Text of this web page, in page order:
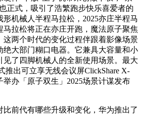
正式，吸引了浩繁跑步快乐喜爱者的
机械人半程马拉松，2025亦庄半程马
马拉松将正在亦庄开跑，魔法原子聚焦
这两个时代的变化过程伴跟着影像场景
绝大部门糊口电器。它兼具大容量和小
见了四脚机械人的全新使用场景。最大
推出可立享无线会议屏ClickShare X-
举办「原子双生」2025场景计谋发布
前代有哪些升级和变化，华为推出了